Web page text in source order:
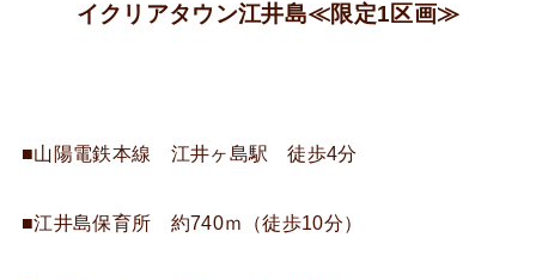
イクリアタウン江井島≪限定1区画≫
■山陽電鉄本線 江井ヶ島駅 徒歩4分
■江井島保育所 約740ｍ（徒歩10分）